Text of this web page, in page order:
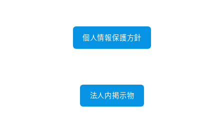
個人情報保護方針
法人内掲示物